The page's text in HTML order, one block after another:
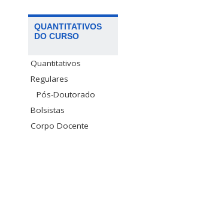
QUANTITATIVOS
DO CURSO
Quantitativos
Regulares
Pós-Doutorado
Bolsistas
Corpo Docente